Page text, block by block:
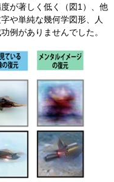
が著しく低く（図1）、他
や単純な幾何学図形、人
例がありませんでした。